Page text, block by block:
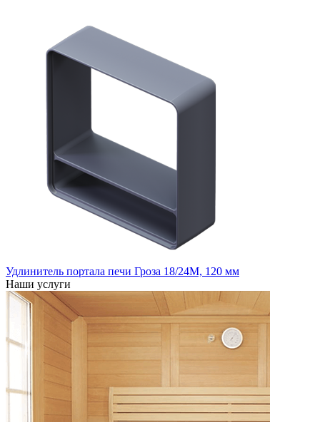
Удлинитель портала печи Гроза 18/24М, 120 мм
Наши услуги